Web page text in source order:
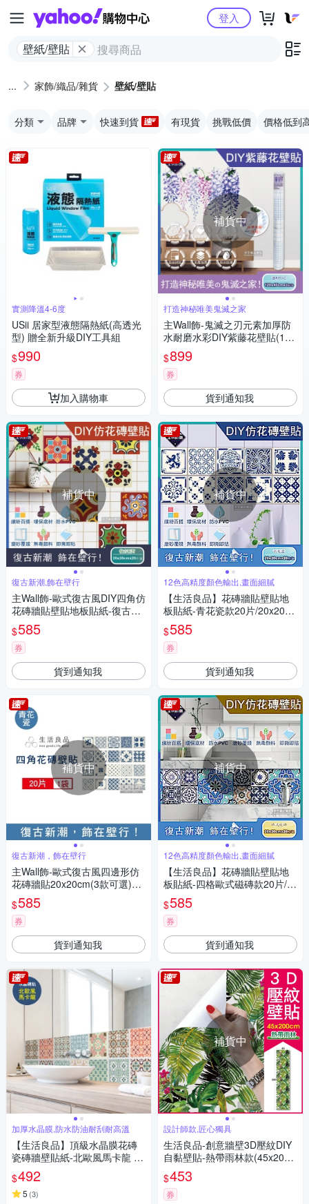
Yahoo購物中心
壁紙/壁貼
登入
家飾/織品/雜貨 壁紙/壁貼
分類 品牌 快速到貨 有現貨 挑戰低價 價格低到
實測降溫4-6度
USii 居家型液態隔熱紙(高透光
型) 贈全新升級DIY工具組
$990
券
加入購物車
補貨中
復古新潮,飾在壁行
主Wall飾-歐式復古風DIY四角仿
花磚牆貼壁貼地板貼紙-復古派
對款(20x20cm每套20片 防水
即撕即貼)
$585
券
貨到通知我
補貨中
復古新潮，飾在壁行
主Wall飾-歐式復古風四邊形仿
花磚牆貼20x20cm(3款可選)20
片/袋(牆壁貼皮防水磚貼,奢華
風格壁紙,仿四角磁磚牆貼,DIY
裝飾材料貼片,模擬磁磚牆家飾
貼紙)
$585
券
貨到通知我
加厚水晶膜,防水防油耐刮耐高溫
【生活良品】頂級水晶膜花磚
瓷磚牆壁貼紙-北歐風馬卡龍 20
x20cm 每套10片
$492
5 (3)
補貨中
打造神秘唯美鬼滅之家
主Wall飾-鬼滅之刃元素加厚防
水耐磨水彩DIY紫藤花壁貼(120
×45cm×3張/卷)
$899
券
貨到通知我
補貨中
12色高精度顏色輸出,畫面細膩
【生活良品】花磚牆貼壁貼地
板貼紙-青花瓷款20片/20x20c
m(防水即撕即貼)
$585
券
貨到通知我
補貨中
12色高精度顏色輸出,畫面細膩
【生活良品】花磚牆貼壁貼地
板貼紙-四格歐式磁磚款20片/2
0x20cm(防水即撕即貼)
$585
券
貨到通知我
補貨中
設計師款,匠心獨具
生活良品-創意牆壁3D壓紋DIY
自黏壁貼-熱帶雨林款(45x200c
m長軸版)
$453
券